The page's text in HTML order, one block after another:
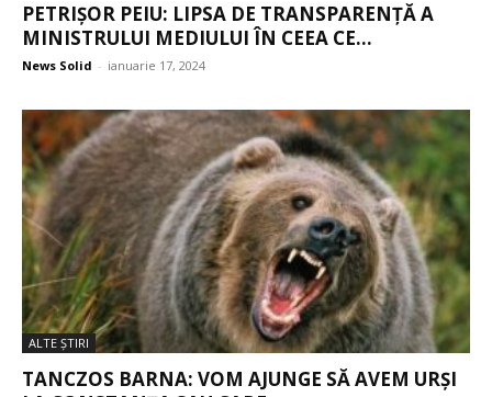
PETRIȘOR PEIU: LIPSA DE TRANSPARENȚĂ A
MINISTRULUI MEDIULUI ÎN CEEA CE...
News Solid - ianuarie 17, 2024
ALTE ŞTIRI
TANCZOS BARNA: VOM AJUNGE SĂ AVEM URȘI